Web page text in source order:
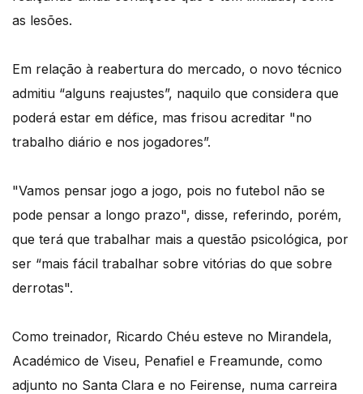
as lesões.
Em relação à reabertura do mercado, o novo técnico
admitiu “alguns reajustes”, naquilo que considera que
poderá estar em défice, mas frisou acreditar "no
trabalho diário e nos jogadores”.
"Vamos pensar jogo a jogo, pois no futebol não se
pode pensar a longo prazo", disse, referindo, porém,
que terá que trabalhar mais a questão psicológica, por
ser “mais fácil trabalhar sobre vitórias do que sobre
derrotas".
Como treinador, Ricardo Chéu esteve no Mirandela,
Académico de Viseu, Penafiel e Freamunde, como
adjunto no Santa Clara e no Feirense, numa carreira